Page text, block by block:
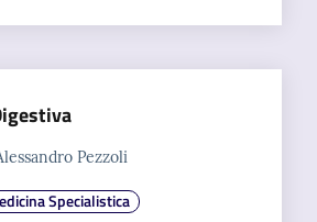
Pezzoli
Specialistica